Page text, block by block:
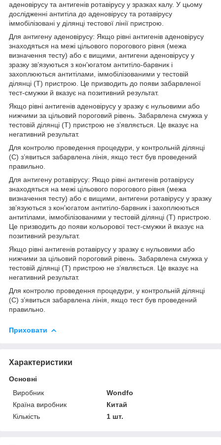
аденовірусу та антигенів ротавірусу у зразках калу. У цьому
дослідженні антитіла до аденовірусу та ротавірусу
іммобілізовані у ділянці тестової лінії пристрою.
Для антигену аденовірусу: Якщо рівні антигенів аденовірусу
знаходяться на межі цільового порогового рівня (межа
визначення тесту) або є вищими, антигени аденовірусу у
зразку зв’язуються з кон'югатом антитіло-барвник і
захоплюються антитілами, іммобілізованими у тестовій
ділянці (Т) пристрою. Це призводить до появи забарвленої
тест-смужки й вказує на позитивний результат.
Якщо рівні антигенів аденовірусу у зразку є нульовими або
нижчими за цільовий пороговий рівень. Забарвлена смужка у
тестовій ділянці (Т) пристрою не з’являється. Це вказує на
негативний результат.
Для контролю проведення процедури, у контрольній ділянці
(C) з’явиться забарвлена лінія, якщо тест був проведений
правильно.
Для антигену ротавірусу: Якщо рівні антигенів ротавірусу
знаходяться на межі цільового порогового рівня (межа
визначення тесту) або є вищими, антигени ротавірусу у зразку
зв’язуються з кон'югатом антитіло-барвник і захоплюються
антитілами, іммобілізованими у тестовій ділянці (Т) пристрою.
Це призводить до появи кольорової тест-смужки й вказує на
позитивний результат.
Якщо рівні антигенів ротавірусу у зразку є нульовими або
нижчими за цільовий пороговий рівень. Забарвлена смужка у
тестовій ділянці (Т) пристрою не з’являється. Це вказує на
негативний результат.
Для контролю проведення процедури, у контрольній ділянці
(C) з’явиться забарвлена лінія, якщо тест був проведений
правильно.
Приховати
Характеристики
Основні
Виробник
Wondfo
Країна виробник
Китай
Кількість
1 шт.